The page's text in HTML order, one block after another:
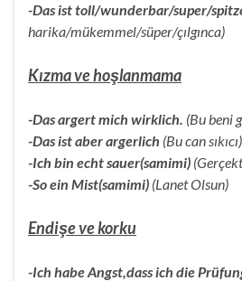
-Das ist toll/wunderbar/super/
harika/mükemmel/süper/çılgınca)
Kızma ve hoşlanmama
-Das argert mich wirklich. (Bu beni
-Das ist aber argerlich (Bu can sıkıcı)
-Ich bin echt sauer(samimi)
-So ein Mist(samimi) (Lanet Olsun)
Endişe ve korku
-Ich habe Angst,dass ich die